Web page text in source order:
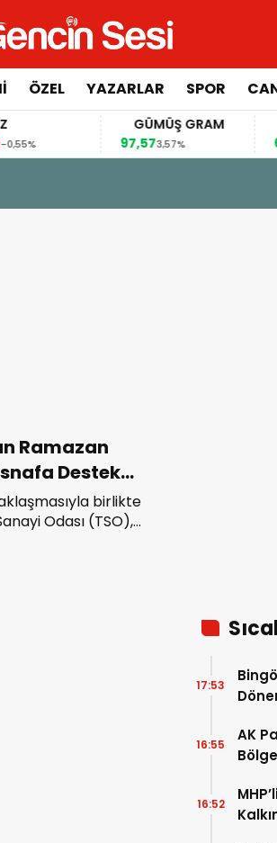
ÖZEL YAZARLAR SPOR
GÜMÜŞ GRAM
3,57%
fırsat pencereleri açılıyor
Ramazan
Destek
birlikte
Odası (TSO),
17:53
AK
16:55
16:52